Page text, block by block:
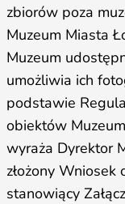
zbiorów poza
Muzeum Miasta
Muzeum
umożliwia ich
podstawie
obiektów
wyraża Dyrektor
złożony
stanowiący